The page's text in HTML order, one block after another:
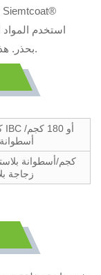
بحذر. هذه العوامل قلوية وقد تحفز توليد غاز الهيدروجين.
زجاجة